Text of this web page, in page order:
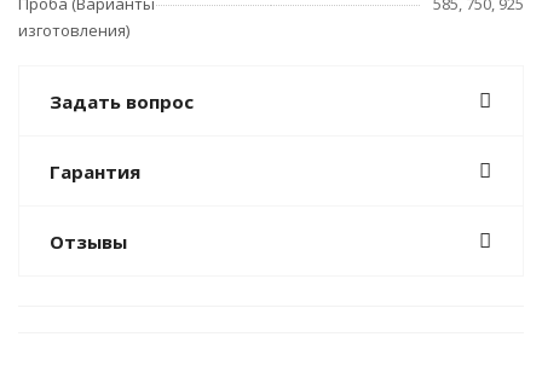
изготовления)
Задать вопрос
Гарантия
Отзывы